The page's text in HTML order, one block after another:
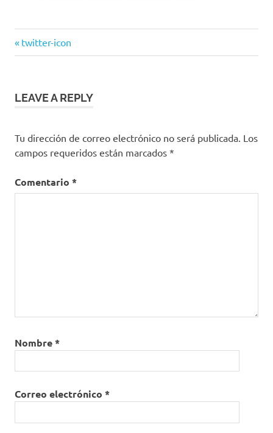
Navegación
entradas
Previous
Post:
twitter-icon
LEAVE A REPLY
Tu dirección de correo electrónico no será publicada. Los
campos requeridos están marcados *
Comentario *
Nombre*
Correo electrónico *